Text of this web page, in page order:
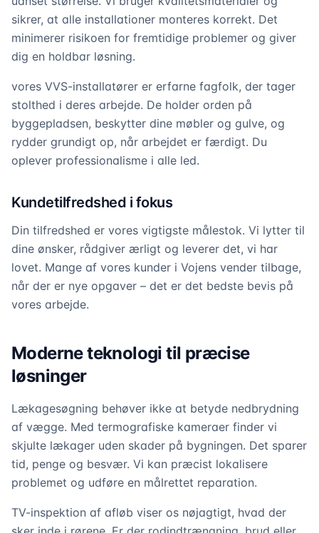
sikrer, at alle installationer monteres korrekt. Det
minimerer risikoen for fremtidige problemer og giver
dig en holdbar løsning.
vores VVS-installatører er erfarne fagfolk, der tager
stolthed i deres arbejde. De holder orden på
byggepladsen, beskytter dine møbler og gulve, og
rydder grundigt op, når arbejdet er færdigt. Du
oplever professionalisme i alle led.
Kundetilfredshed i fokus
Din tilfredshed er vores vigtigste målestok. Vi lytter til
dine ønsker, rådgiver ærligt og leverer det, vi har
lovet. Mange af vores kunder i Vojens vender tilbage,
når der er nye opgaver – det er det bedste bevis på
vores arbejde.
Moderne teknologi til præcise
løsninger
Lækagesøgning behøver ikke at betyde nedbrydning
af vægge. Med termografiske kameraer finder vi
skjulte lækager uden skader på bygningen. Det sparer
tid, penge og besvær. Vi kan præcist lokalisere
problemet og udføre en målrettet reparation.
TV-inspektion af afløb viser os nøjagtigt, hvad der